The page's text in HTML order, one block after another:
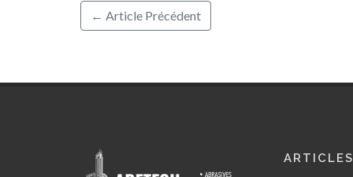
← Article Précédent
ARTICLES